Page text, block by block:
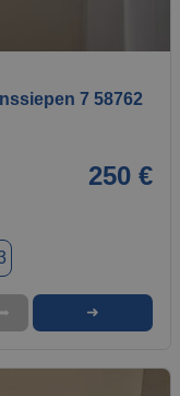
7 58762
250 €
➦ ➜